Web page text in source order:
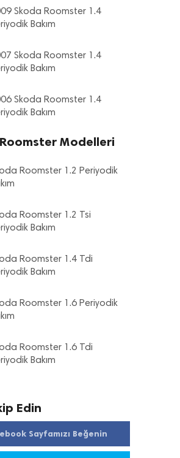
Skoda Roomster 1.4
Bakım
Skoda Roomster 1.4
Bakım
Skoda Roomster 1.4
Bakım
Modelleri
Roomster 1.2 Periyodik
Roomster 1.2 Tsi
Bakım
Roomster 1.4 Tdi
Bakım
Roomster 1.6 Periyodik
Roomster 1.6 Tdi
Bakım
Edin
Sayfamızı Beğenin